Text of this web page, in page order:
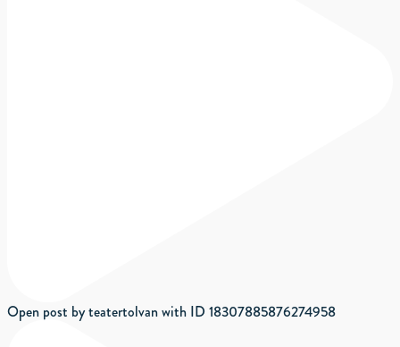
Open post by teatertolvan with ID 18307885876274958